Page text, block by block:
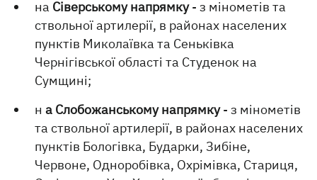
на Сіверському напрямку- з мінометів та
ствольної артилерії, в районах населених
пунктів Миколаївка та Сеньківка
Чернігівської області та Студенок на
Сумщині;
на Слобожанському напрямку- з мінометів
та ствольної артилерії, в районах населених
пунктів Бологівка, Бударки, Зибіне,
Червоне, Одноробівка, Охрімівка, Стариця,